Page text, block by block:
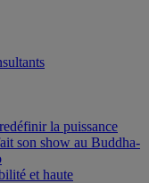
la puissance
son show au Buddha-
et haute